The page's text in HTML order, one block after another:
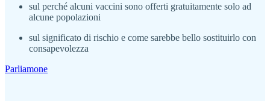
sul perché alcuni vaccini sono offerti gratuitamente solo ad
alcune popolazioni
sul significato di rischio e come sarebbe bello sostituirlo con
consapevolezza
Parliamone